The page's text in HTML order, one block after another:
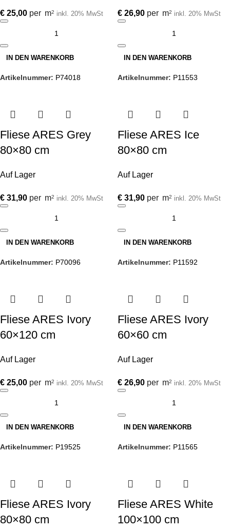
€ 25,00 per m2 inkl. 20% MwSt
IN DEN WARENKORB
Artikelnummer: P74018
€ 26,90 per m2 inkl. 20% MwSt
IN DEN WARENKORB
Artikelnummer: P11553
Fliese ARES Grey
80×80 cm
Auf Lager
€ 31,90 per m2 inkl. 20% MwSt
IN DEN WARENKORB
Artikelnummer: P70096
Fliese ARES Ice
80×80 cm
Auf Lager
€ 31,90 per m2 inkl. 20% MwSt
IN DEN WARENKORB
Artikelnummer: P11592
Fliese ARES Ivory
60×120 cm
Auf Lager
€ 25,00 per m2 inkl. 20% MwSt
IN DEN WARENKORB
Artikelnummer: P19525
Fliese ARES Ivory
60×60 cm
Auf Lager
€ 26,90 per m2 inkl. 20% MwSt
IN DEN WARENKORB
Artikelnummer: P11565
Fliese ARES Ivory
80×80 cm
Fliese ARES White
100×100 cm